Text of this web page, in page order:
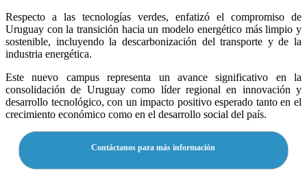
Respecto a las tecnologías verdes, enfatizó el compromiso de
Uruguay con la transición hacia un modelo energético más limpio y
sostenible, incluyendo la descarbonización del transporte y de la
industria energética.
Este nuevo campus representa un avance significativo en la
consolidación de Uruguay como líder regional en innovación y
desarrollo tecnológico, con un impacto positivo esperado tanto en el
crecimiento económico como en el desarrollo social del país.
Contáctanos para más información